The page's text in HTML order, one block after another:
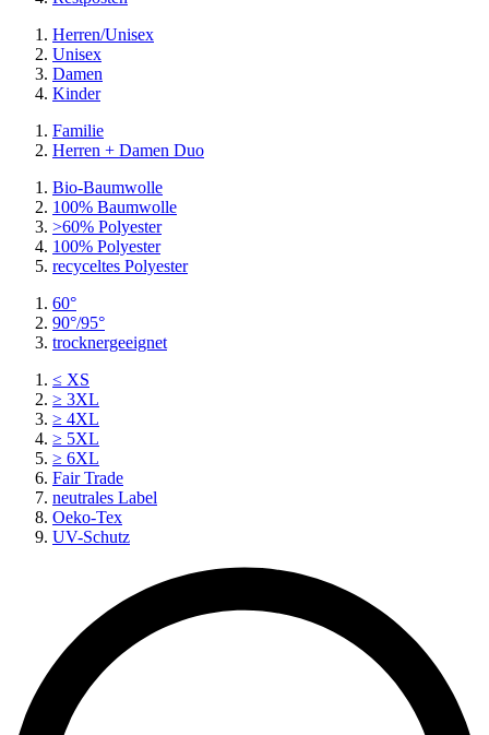
Herren/Unisex
Unisex
Damen
Kinder
Familie
Herren + Damen Duo
Bio-Baumwolle
100% Baumwolle
>60% Polyester
100% Polyester
recyceltes Polyester
60°
90°/95°
trocknergeeignet
≤ XS
≥ 3XL
≥ 4XL
≥ 5XL
≥ 6XL
Fair Trade
neutrales Label
Oeko-Tex
UV-Schutz